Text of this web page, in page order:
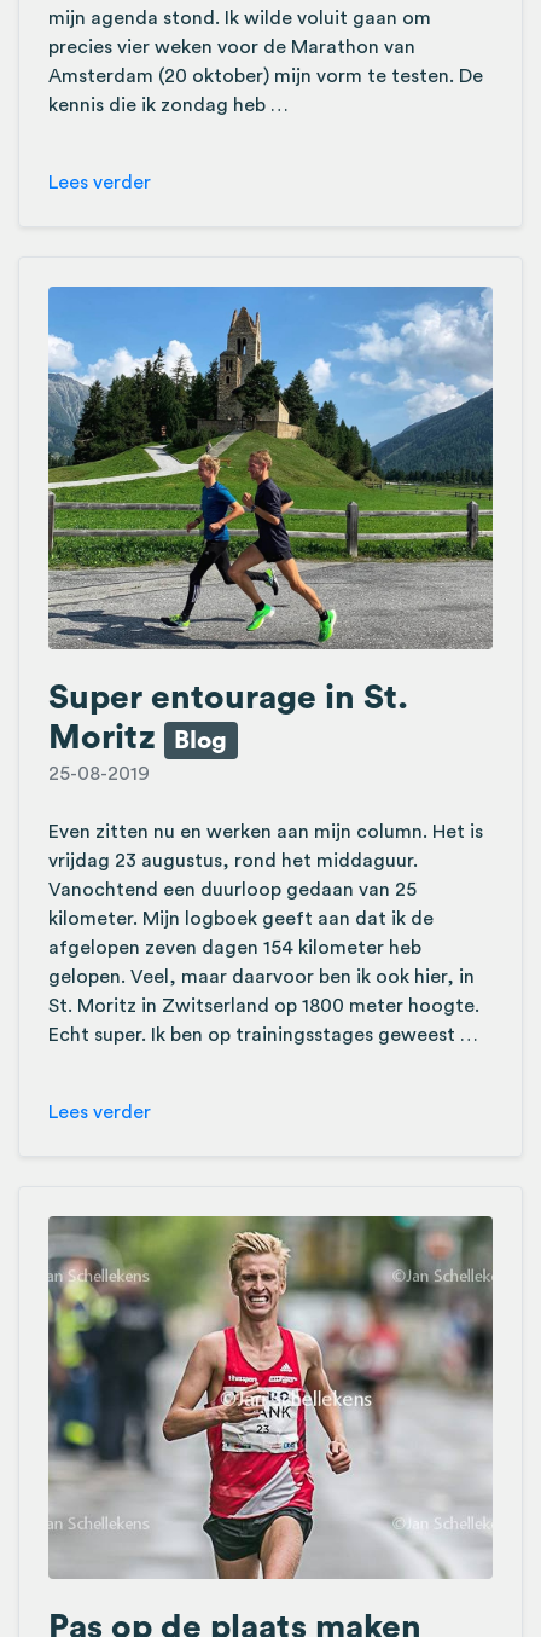
mijn agenda stond. Ik wilde voluit gaan om
precies vier weken voor de Marathon van
Amsterdam (20 oktober) mijn vorm te testen. De
kennis die ik zondag heb …
Lees verder
Super entourage in St.
Moritz
Blog
25-08-2019
Even zitten nu en werken aan mijn column. Het is
vrijdag 23 augustus, rond het middaguur.
Vanochtend een duurloop gedaan van 25
kilometer. Mijn logboek geeft aan dat ik de
afgelopen zeven dagen 154 kilometer heb
gelopen. Veel, maar daarvoor ben ik ook hier, in
St. Moritz in Zwitserland op 1800 meter hoogte.
Echt super. Ik ben op trainingsstages geweest …
Lees verder
Pas op de plaats maken